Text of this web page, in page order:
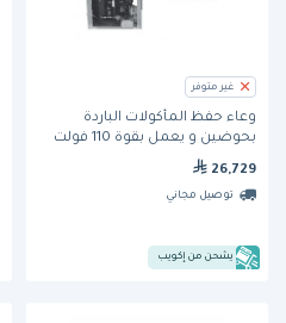
غير متوفر
وعاء حفظ المأكولات الباردة
بحوضين و يعمل بقوة 110 فولت
26,729
توصيل مجاني
يشحن من إكويب